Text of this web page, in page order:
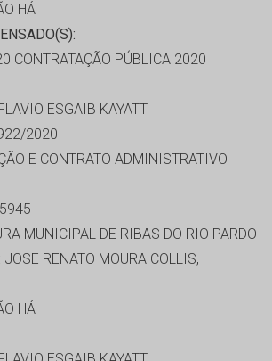
HÁ
CONTRATAÇÃO PÚBLICA 2020
ESGAIB KAYATT
2020
E CONTRATO ADMINISTRATIVO
MUNICIPAL DE RIBAS DO RIO PARDO
JOSE RENATO MOURA COLLIS,
HÁ